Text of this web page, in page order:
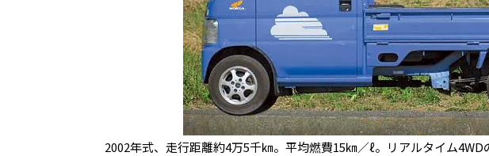
2002年式、走行距離約4万5千㎞。平均燃費15㎞／ℓ。リアルタイム